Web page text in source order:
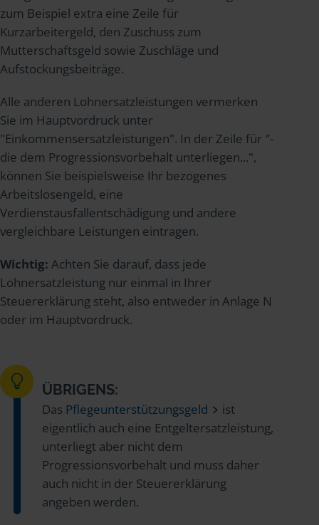
zum Beispiel extra eine Zeile für
Kurzarbeitergeld, den Zuschuss zum
Mutterschaftsgeld sowie Zuschläge und
Aufstockungsbeiträge.
Alle anderen Lohnersatzleistungen vermerken
Sie im Hauptvordruck unter
"Einkommensersatzleistungen". In der Zeile für "-
die dem Progressionsvorbehalt unterliegen...",
können Sie beispielsweise Ihr bezogenes
Arbeitslosengeld, eine
Verdienstausfallentschädigung und andere
vergleichbare Leistungen eintragen.
Wichtig: Achten Sie darauf, dass jede
Lohnersatzleistung nur einmal in Ihrer
Steuererklärung steht, also entweder in Anlage N
oder im Hauptvordruck.
ÜBRIGENS:
Das Pflegeunterstützungsgeld
ist
eigentlich auch eine Entgeltersatzleistung,
unterliegt aber nicht dem
Progressionsvorbehalt und muss daher
auch nicht in der Steuererklärung
angeben werden.